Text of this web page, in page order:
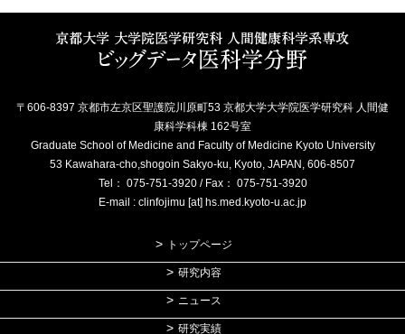
〒606-8397 京都市左京区聖護院川原町53 京都大学大学院医学研究科 人間健
康科学科棟 162号室
Graduate School of Medicine and Faculty of Medicine Kyoto University
53 Kawahara-cho,shogoin Sakyo-ku, Kyoto, JAPAN, 606-8507
Tel： 075-751-3920 / Fax： 075-751-3920
E-mail : clinfojimu [at] hs.med.kyoto-u.ac.jp
トップページ
研究内容
ニュース
研究実績